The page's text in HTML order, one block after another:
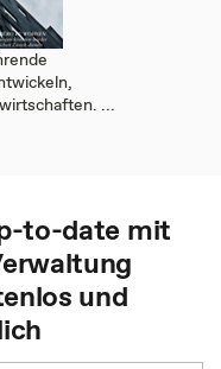
...
to-date mit
und